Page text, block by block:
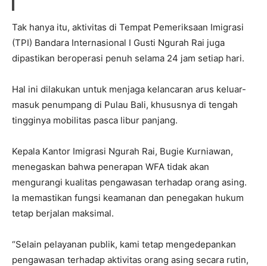
Tak hanya itu, aktivitas di Tempat Pemeriksaan Imigrasi
(TPI) Bandara Internasional I Gusti Ngurah Rai juga
dipastikan beroperasi penuh selama 24 jam setiap hari.
Hal ini dilakukan untuk menjaga kelancaran arus keluar-
masuk penumpang di Pulau Bali, khususnya di tengah
tingginya mobilitas pasca libur panjang.
Kepala Kantor Imigrasi Ngurah Rai, Bugie Kurniawan,
menegaskan bahwa penerapan WFA tidak akan
mengurangi kualitas pengawasan terhadap orang asing.
Ia memastikan fungsi keamanan dan penegakan hukum
tetap berjalan maksimal.
“Selain pelayanan publik, kami tetap mengedepankan
pengawasan terhadap aktivitas orang asing secara rutin,